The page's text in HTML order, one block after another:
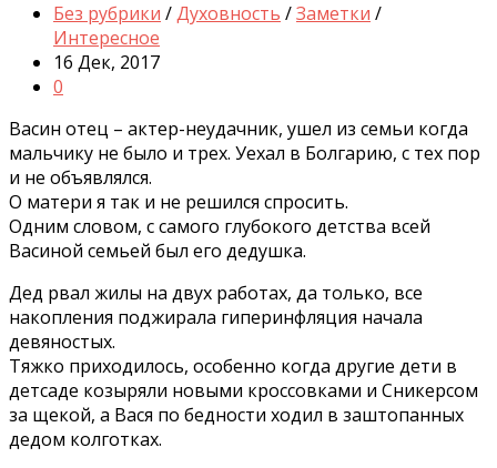
Без рубрики /Духовность /Заметки /
Интересное
16 Дек, 2017
0
Васин отец – актер-неудачник, ушел из семьи когда
мальчику не было и трех. Уехал в Болгарию, с тех пор
и не объявлялся.
О матери я так и не решился спросить.
Одним словом, с самого глубокого детства всей
Васиной семьей был его дедушка.
Дед рвал жилы на двух работах, да только, все
накопления поджирала гиперинфляция начала
девяностых.
Тяжко приходилось, особенно когда другие дети в
детсаде козыряли новыми кроссовками и Сникерсом
за щекой, а Вася по бедности ходил в заштопанных
дедом колготках.